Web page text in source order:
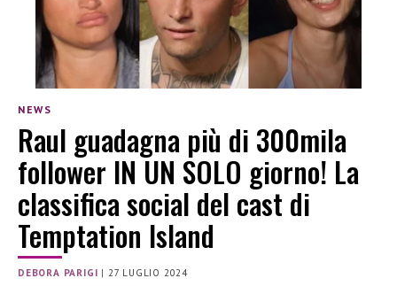
NEWS
Raul guadagna più di 300mila
follower IN UN SOLO giorno! La
classifica social del cast di
Temptation Island
DEBORA PARIGI | 27 LUGLIO 2024